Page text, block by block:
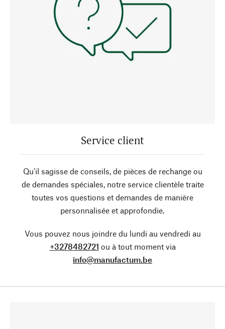
Service client
Qu’il sagisse de conseils, de pièces de rechange ou
de demandes spéciales, notre service clientèle traite
toutes vos questions et demandes de manière
personnalisée et approfondie.
Vous pouvez nous joindre du lundi au vendredi au
+3278482721 ou à tout moment via
info@manufactum.be